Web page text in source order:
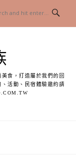
食，打造屬於我們的回
活動、民宿體驗邀約請